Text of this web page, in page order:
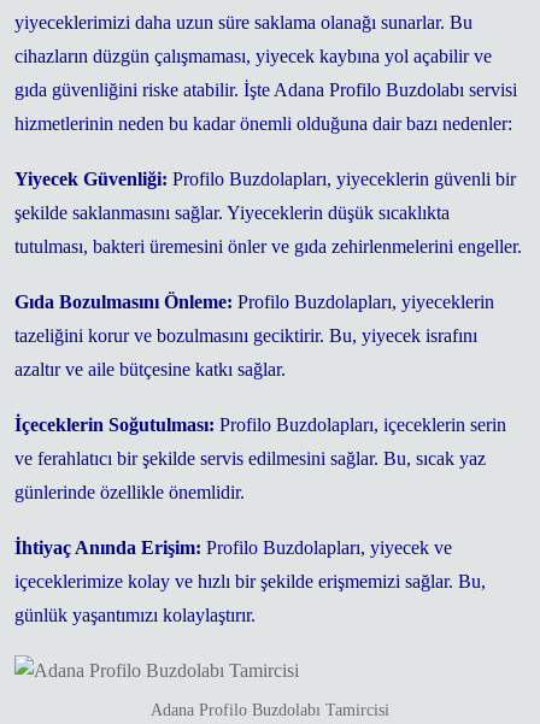
yiyeceklerimizi daha uzun süre saklama olanağı sunarlar. Bu
cihazların düzgün çalışmaması, yiyecek kaybına yol açabilir ve
gıda güvenliğini riske atabilir. İşte Adana Profilo Buzdolabı servisi
hizmetlerinin neden bu kadar önemli olduğuna dair bazı nedenler:
Yiyecek Güvenliği: Profilo Buzdolapları, yiyeceklerin güvenli bir
şekilde saklanmasını sağlar. Yiyeceklerin düşük sıcaklıkta
tutulması, bakteri üremesini önler ve gıda zehirlenmelerini engeller.
Gıda Bozulmasını Önleme: Profilo Buzdolapları, yiyeceklerin
tazeliğini korur ve bozulmasını geciktirir. Bu, yiyecek israfını
azaltır ve aile bütçesine katkı sağlar.
İçeceklerin Soğutulması: Profilo Buzdolapları, içeceklerin serin
ve ferahlatıcı bir şekilde servis edilmesini sağlar. Bu, sıcak yaz
günlerinde özellikle önemlidir.
İhtiyaç Anında Erişim: Profilo Buzdolapları, yiyecek ve
içeceklerimize kolay ve hızlı bir şekilde erişmemizi sağlar. Bu,
günlük yaşantımızı kolaylaştırır.
Adana Profilo Buzdolabı Tamircisi